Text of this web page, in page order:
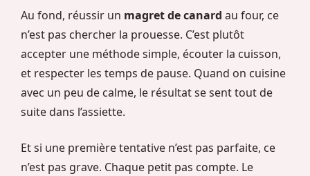
Au fond, réussir un magret de canard au four, ce
n’est pas chercher la prouesse. C’est plutôt
accepter une méthode simple, écouter la cuisson,
et respecter les temps de pause. Quand on cuisine
avec un peu de calme, le résultat se sent tout de
suite dans l’assiette.
Et si une première tentative n’est pas parfaite, ce
n’est pas grave. Chaque petit pas compte. Le